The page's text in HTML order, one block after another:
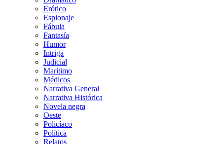
Erótico
Espionaje
Fábula
Fantasía
Humor
Intriga
Judicial
Marítimo
Médicos
Narrativa General
Narrativa Histórica
Novela negra
Oeste
Policíaco
Política
Relatos